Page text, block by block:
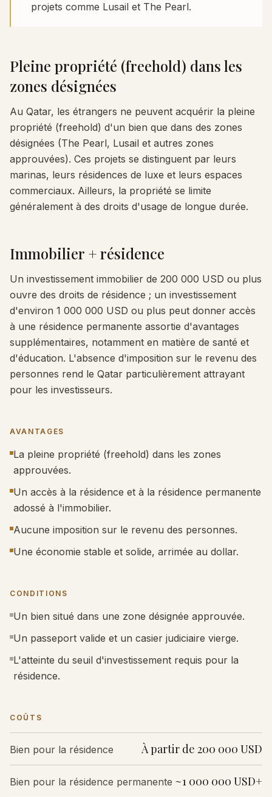
projets comme Lusail et The Pearl.
Pleine propriété (freehold) dans les
zones désignées
Au Qatar, les étrangers ne peuvent acquérir la pleine
propriété (freehold) d'un bien que dans des zones
désignées (The Pearl, Lusail et autres zones
approuvées). Ces projets se distinguent par leurs
marinas, leurs résidences de luxe et leurs espaces
commerciaux. Ailleurs, la propriété se limite
généralement à des droits d'usage de longue durée.
Immobilier + résidence
Un investissement immobilier de 200 000 USD ou plus
ouvre des droits de résidence ; un investissement
d'environ 1 000 000 USD ou plus peut donner accès
à une résidence permanente assortie d'avantages
supplémentaires, notamment en matière de santé et
d'éducation. L'absence d'imposition sur le revenu des
personnes rend le Qatar particulièrement attrayant
pour les investisseurs.
AVANTAGES
La pleine propriété (freehold) dans les zones
approuvées.
Un accès à la résidence et à la résidence permanente
adossé à l'immobilier.
Aucune imposition sur le revenu des personnes.
Une économie stable et solide, arrimée au dollar.
CONDITIONS
Un bien situé dans une zone désignée approuvée.
Un passeport valide et un casier judiciaire vierge.
L'atteinte du seuil d'investissement requis pour la
résidence.
COÛTS
Bien pour la résidence À partir de 200 000 USD
Bien pour la résidence permanente ~1 000 000 USD+